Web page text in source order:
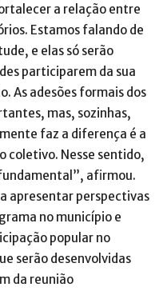
a relação entre
Estamos falando de
e elas só serão
participarem da sua
As adesões formais dos
mas, sozinhas,
faz a diferença é a
coletivo. Nesse sentido,
afirmou.
apresentar perspectivas
no município e
popular no
serão desenvolvidas
da reunião